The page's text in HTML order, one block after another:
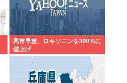
高市早苗、ロキソニンを300%に
値上げ